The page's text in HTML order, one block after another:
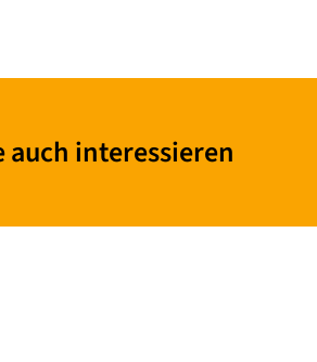
auch interessieren